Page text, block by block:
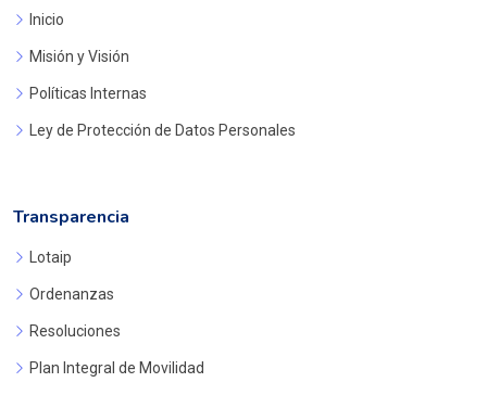
Inicio
Misión y Visión
Políticas Internas
Ley de Protección de Datos Personales
Transparencia
Lotaip
Ordenanzas
Resoluciones
Plan Integral de Movilidad